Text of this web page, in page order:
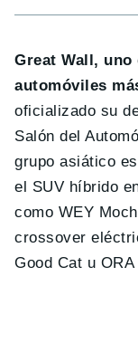
Great Wall,
automóviles
oficializado su
Salón del
grupo asiático
el SUV híbrido
como WEY
crossover
Good Cat u